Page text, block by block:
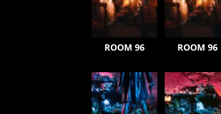
ROOM 96 ROOM 96